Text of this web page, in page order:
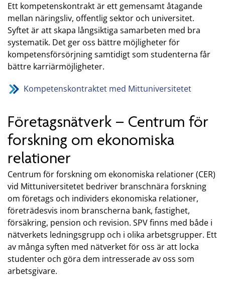
Ett kompetenskontrakt är ett gemensamt åtagande
mellan näringsliv, offentlig sektor och universitet.
Syftet är att skapa långsiktiga samarbeten med bra
systematik. Det ger oss bättre möjligheter för
kompetensförsörjning samtidigt som studenterna får
bättre karriärmöjligheter.
Kompetenskontraktet med Mittuniversitetet
Företagsnätverk – Centrum för
forskning om ekonomiska
relationer
Centrum för forskning om ekonomiska relationer (CER)
vid Mittuniversitetet bedriver branschnära forskning
om företags och individers ekonomiska relationer,
företrädesvis inom branscherna bank, fastighet,
försäkring, pension och revision. SPV finns med både i
nätverkets ledningsgrupp och i olika arbetsgrupper. Ett
av många syften med nätverket för oss är att locka
studenter och göra dem intresserade av oss som
arbetsgivare.